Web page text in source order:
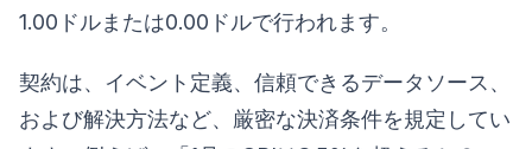
1.00ドルまたは0.00ドルで行われます。
契約は、イベント定義、信頼できるデータソース、
および解決方法など、厳密な決済条件を規定してい